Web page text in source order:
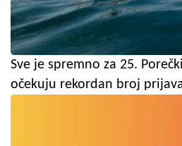
Sve je spremno za 25.
očekuju rekordan broj